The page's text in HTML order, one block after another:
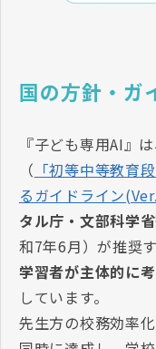
国の方針・ガ
『子ども専用AI』は
（ 「初等中等教育
るガイドライン
タル庁・文部科学
和7年6月）が推奨
学習者が主体的に
しています。
先生方の校務効率